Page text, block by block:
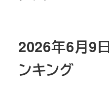
2026年6月9
ンキング